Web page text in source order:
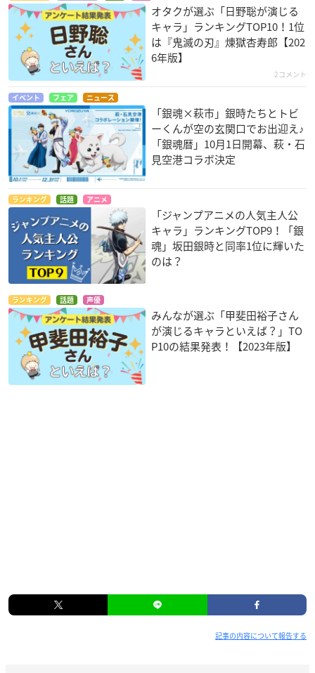
オタクが選ぶ「日野聡が演じる
キャラ」ランキングTOP10！1位
は『鬼滅の刃』煉󠄁獄杏寿郎【202
6年版】
2コメント
イベント フェア ニュース
「銀魂×萩市」銀時たちとトビ
ーくんが空の玄関口でお出迎え♪
「銀魂暦」10月1日開幕、萩・石
見空港コラボ決定
ランキング 話題 アニメ
「ジャンプアニメの人気主人公
キャラ」ランキングTOP9！「銀
魂」坂田銀時と同率1位に輝いた
のは？
ランキング 話題 声優
みんなが選ぶ「甲斐田裕子さん
が演じるキャラといえば？」TO
P10の結果発表！【2023年版】
記事の内容について報告する